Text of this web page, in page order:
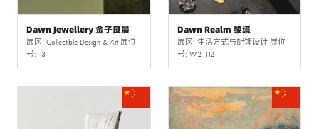
Dawn Jewellery 金子良晨
展区: Collectible Design & Art 展位
号: 13
Dawn Realm 黎境
展区: 生活方式与配饰设计 展位
号: W2-112